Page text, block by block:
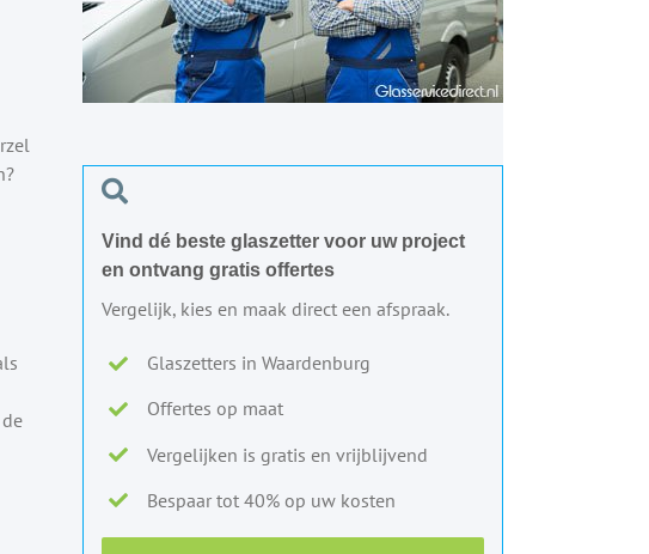
Vind dé beste glaszetter voor uw project
en ontvang gratis offertes
Vergelijk, kies en maak direct een afspraak.
Glaszetters in Waardenburg
Offertes op maat
Vergelijken is gratis en vrijblijvend
Bespaar tot 40% op uw kosten